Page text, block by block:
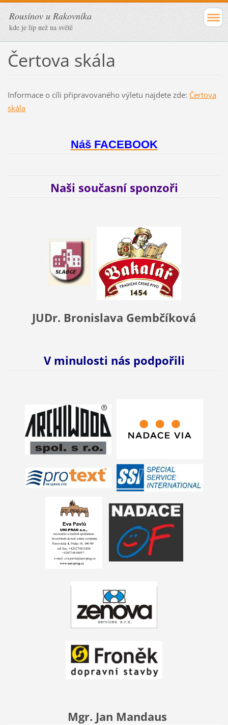
Rousínov u Rakovníka
kde je líp než na světě
Čertova skála
Informace o cíli připravovaného výletu najdete zde: Čertova
skála
Náš FACEBOOK
Naši současní sponzoři
JUDr. Bronislava Gembčíková
V minulosti nás podpořili
Mgr. Jan Mandaus